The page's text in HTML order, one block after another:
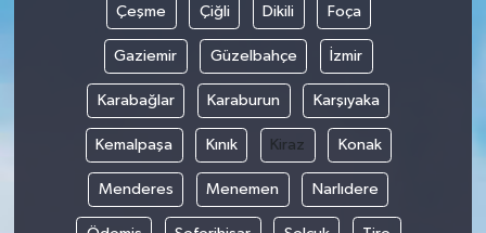
Çeşme Çiğli Dikili Foça
Gaziemir Güzelbahçe İzmir
Karabağlar Karaburun Karşıyaka
Kemalpaşa Kınık Kiraz Konak
Menderes Menemen Narlıdere